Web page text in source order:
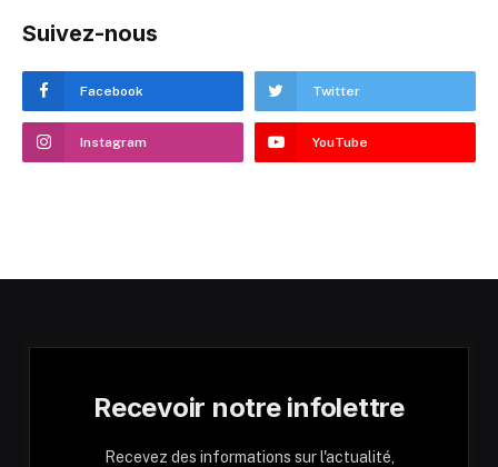
Suivez-nous
Facebook Twitter
Instagram YouTube
Recevoir notre infolettre
Recevez des informations sur l'actualité,